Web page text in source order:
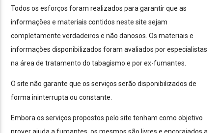
Todos os esforços foram realizados para garantir que as
informações e materiais contidos neste site sejam
completamente verdadeiros e não danosos. Os materiais e
informações disponibilizados foram avaliados por especialistas
na área de tratamento do tabagismo e por ex-fumantes.
O site não garante que os serviços serão disponibilizados de
forma ininterrupta ou constante.
Embora os serviços propostos pelo site tenham como objetivo
prover ajuda a fumantes, os mesmos são livres e encorajados a